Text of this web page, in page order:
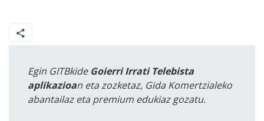
Egin GITBkide Goierri Irrati Telebista
aplikazioan eta zozketaz, Gida Komertzialeko
abantailaz eta premium edukiaz gozatu.